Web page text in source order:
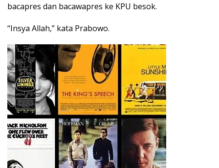
bacapres dan bacawapres ke KPU besok.
“Insya Allah,” kata Prabowo.